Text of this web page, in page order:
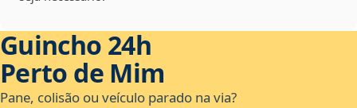
Guincho 24h
Perto de Mim
Pane, colisão ou veículo parado na via?